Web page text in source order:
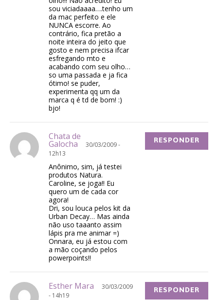
sou viciadaaaa….tenho um
da mac perfeito e ele
NUNCA escorre. Ao
contrário, fica pretão a
noite inteira do jeito que
gosto e nem precisa ifcar
esfregando mto e
acabando com seu olho…
so uma passada e ja fica
ótimo! se puder,
experimenta qq um da
marca q é td de bom! :)
bjo!
Chata de
Galocha
30/03/2009 -
12h13
Anônimo, sim, já testei
produtos Natura.
Caroline, se joga!! Eu
quero um de cada cor
agora!
Dri, sou louca pelos kit da
Urban Decay… Mas ainda
não uso taaanto assim
lápis pra me animar =)
Onnara, eu já estou com
a mão coçando pelos
powerpoints!!
RESPONDER
Esther Mara
30/03/2009
- 14h19
RESPONDER